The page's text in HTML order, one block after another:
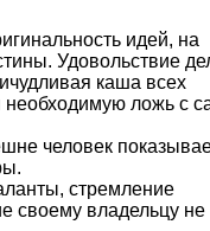
идей, на
Удовольствие
каша всех
необходимую ложь с
человек
стремление
своему владельцу не